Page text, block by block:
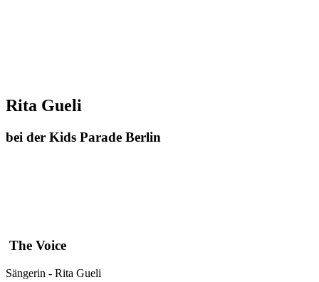
Rita Gueli
bei der Kids Parade Berlin
The Voice
Sängerin - Rita Gueli